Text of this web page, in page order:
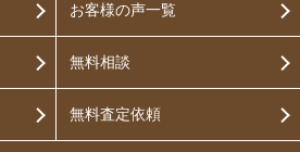
お客様の声一覧
無料相談
無料査定依頼